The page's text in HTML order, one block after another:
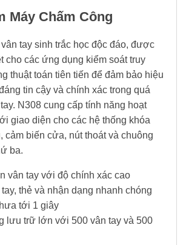
Máy Chấm Công
tay sinh trắc học độc đáo, được
cho các ứng dụng kiểm soát truy
thuật toán tiên tiến để đảm bảo hiệu
tin cậy và chính xác trong quá
N308 cung cấp tính năng hoạt
giao diện cho các hệ thống khóa
cảm biến cửa, nút thoát và chuông
ba.
vân tay với độ chính xác cao
thẻ và nhận dạng nhanh chóng
tới 1 giây
lưu trữ lớn với 500 vân tay và 500